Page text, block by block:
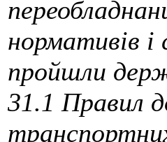
нормативів
пройшли
31.1 Правил